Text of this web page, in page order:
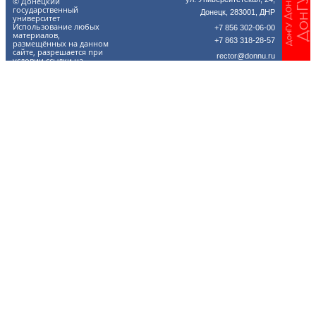
Донецк, 283001, ДНР
+7 856 302-06-00
+7 863 318-28-57
rector@donnu.ru
государственный
университет
Использование любых
материалов,
размещённых на данном
сайте, разрешается при
условии ссылки на